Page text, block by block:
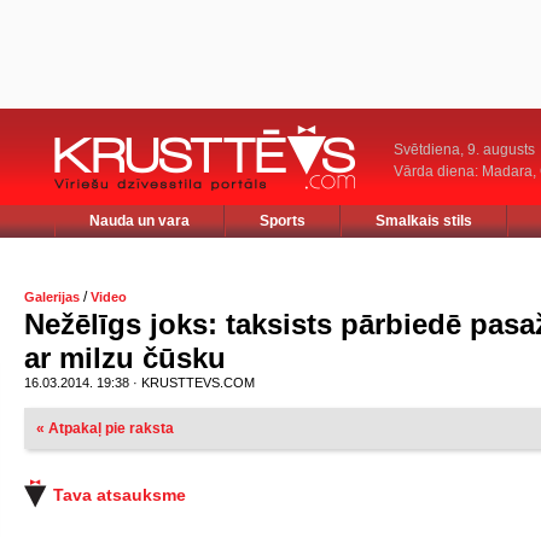
Svētdiena, 9. augusts
Vārda diena: Madara,
Nauda un vara Sports Smalkais stils
Galerijas /Video
Nežēlīgs joks: taksists pārbiedē
ar milzu čūsku
16.03.2014. 19:38 · KRUSTTEVS.COM
« Atpakaļ pie raksta
Tava atsauksme